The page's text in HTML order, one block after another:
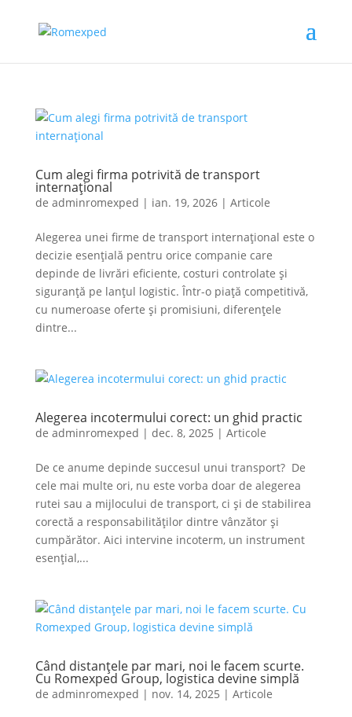
Cum alegi firma potrivită de transport
internațional
de adminromexped | ian. 19, 2026| Articole
Alegerea unei firme de transport internațional este o
decizie esențială pentru orice companie care
depinde de livrări eficiente, costuri controlate și
siguranță pe lanțul logistic. Într-o piață competitivă,
cu numeroase oferte și promisiuni, diferențele
dintre...
Alegerea incotermului corect: un ghid practic
de adminromexped | dec. 8, 2025 | Articole
De ce anume depinde succesul unui transport? De
cele mai multe ori, nu este vorba doar de alegerea
rutei sau a mijlocului de transport, ci și de stabilirea
corectă a responsabilităților dintre vânzător și
cumpărător. Aici intervine incoterm, un instrument
esențial,...
Când distanțele par mari, noi le facem scurte.
Cu Romexped Group, logistica devine simplă
de adminromexped | nov. 14, 2025 | Articole